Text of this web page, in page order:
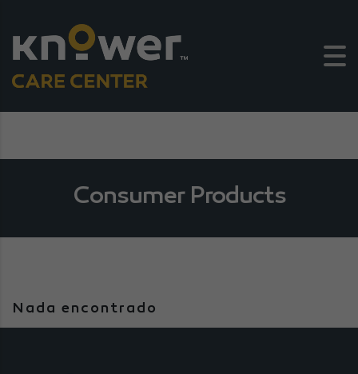
Consumer Products
Nada encontrado